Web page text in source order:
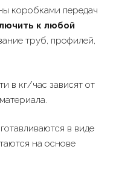
коробками передач
к любой
труб, профилей,
в кг/час зависят от
в виде
на основе